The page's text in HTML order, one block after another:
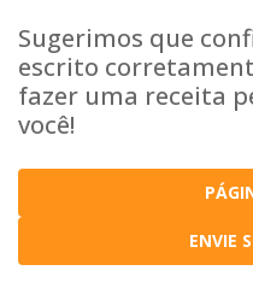
Sugerimos que
escrito
fazer uma receita
você!
ENVIE